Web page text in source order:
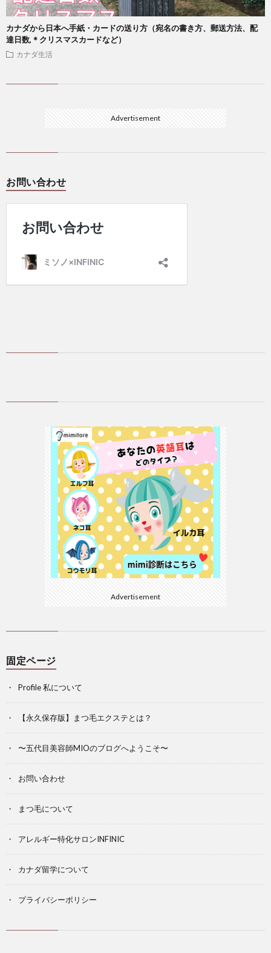
カナダから日本へ手紙・カードの送り方（宛名の書き方、郵送方法、配
達日数,＊クリスマスカードなど）
カナダ生活
Advertisement
お問い合わせ
Advertisement
固定ページ
Profile 私について
【永久保存版】まつ毛エクステとは？
〜五代目美容師MIOのブログへようこそ〜
お問い合わせ
まつ毛について
アレルギー特化サロンINFINIC
カナダ留学について
プライバシーポリシー